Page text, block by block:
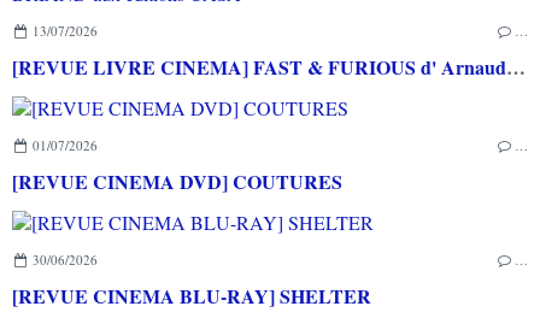
13/07/2026 …
[REVUE LIVRE CINEMA] FAST & FURIOUS d' Arnaud BRIAND aux éditions CASA
01/07/2026 …
[REVUE CINEMA DVD] COUTURES
30/06/2026 …
[REVUE CINEMA BLU-RAY] SHELTER